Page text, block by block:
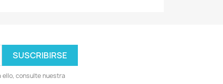
ello, consulte nuestra